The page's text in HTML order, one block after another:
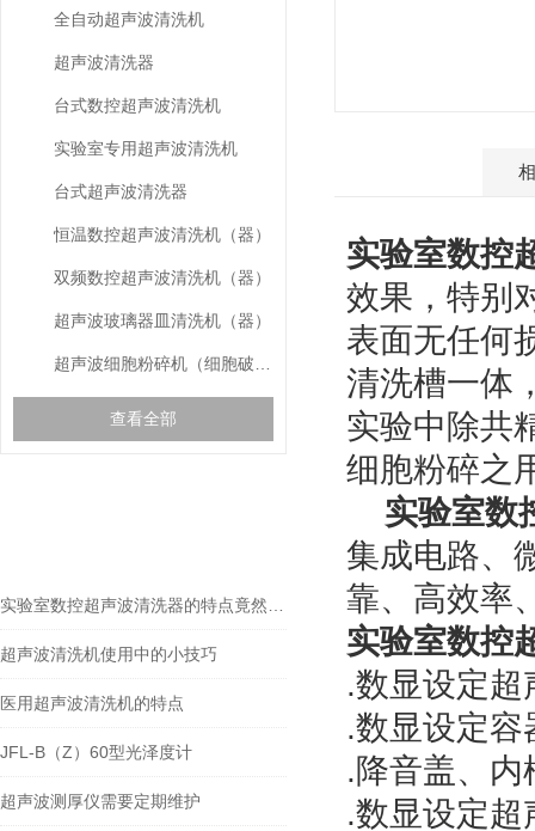
全自动超声波清洗机
超声波清洗器
台式数控超声波清洗机
实验室专用超声波清洗机
台式超声波清洗器
恒温数控超声波清洗机（器）
双频数控超声波清洗机（器）
超声波玻璃器皿清洗机（器）
查看全部
超声波清洗机使用中的小技巧
医用超声波清洗机的特点
JFL-B（Z）60型光泽度计
超声波测厚仪需要定期维护
实验室数控
效果，特别
表面无任何
清洗槽一体
实验中除共
细胞粉碎之
实验室数
集成电路、
靠、高效率
实验室数控
.数显设定超
.数显设定容
.降音盖、
.数显设定超